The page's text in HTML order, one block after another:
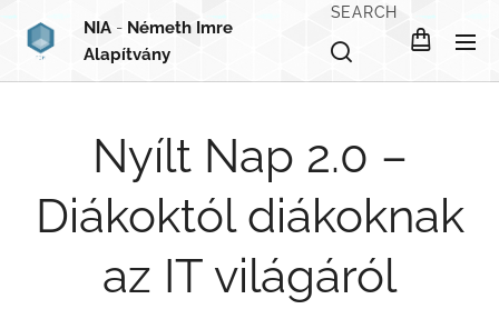
NIA - Németh Imre
Alapítvány
SEARCH
Nyílt Nap 2.0 –
Diákoktól diákoknak
az IT világáról